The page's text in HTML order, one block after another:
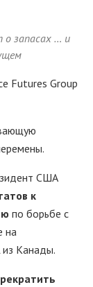
о запасах … и
Futures Group
США
к
по борьбе с
на
Канады.